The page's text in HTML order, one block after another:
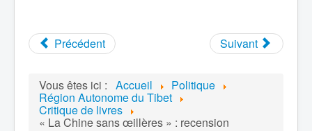
Précédent Suivant
Vous êtes ici : Accueil Politique
Région Autonome du Tibet
Critique de livres
« La Chine sans œillères » : recension